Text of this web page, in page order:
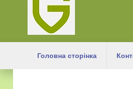
Головна сторінка